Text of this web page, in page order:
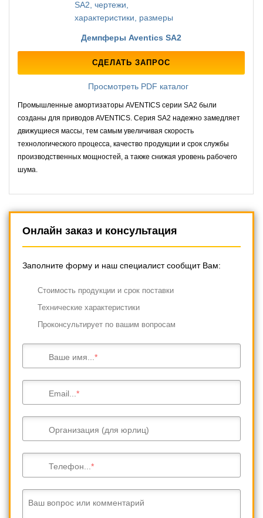
Демпферы Aventics SA2
СДЕЛАТЬ ЗАПРОС
Просмотреть PDF каталог
Промышленные амортизаторы AVENTICS серии SA2 были
созданы для приводов AVENTICS. Серия SA2 надежно замедляет
движущиеся массы, тем самым увеличивая скорость
технологического процесса, качество продукции и срок службы
производственных мощностей, а также снижая уровень рабочего
шума.
Онлайн заказ и консультация
Заполните форму и наш специалист сообщит Вам:
Cтоимость продукции и срок поставки
Технические характеристики
Проконсультирует по вашим вопросам
Ваше имя...
Email...
Организация (для юрлиц)
Телефон...
Ваш вопрос или комментарий